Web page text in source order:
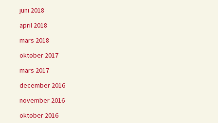
juni 2018
april 2018
mars 2018
oktober 2017
mars 2017
december 2016
november 2016
oktober 2016